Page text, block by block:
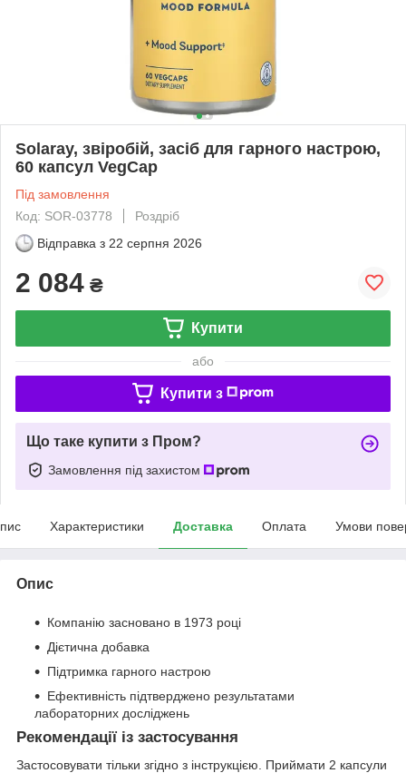
Solaray, звіробій, засіб для гарного настрою,
60 капсул VegCap
Під замовлення
Код: SOR-03778
Роздріб
Відправка з 22 серпня 2026
2 084 ₴
Купити
або
Купити з
Що таке купити з Пром?
Замовлення під захистом
Характеристики Доставка Оплата Умови
Опис
Компанію засновано в 1973 році
Дієтична добавка
Підтримка гарного настрою
Ефективність підтверджено результатами
лабораторних досліджень
Рекомендації із застосування
Застосовувати тільки згідно з інструкцією. Приймати 2 капсули